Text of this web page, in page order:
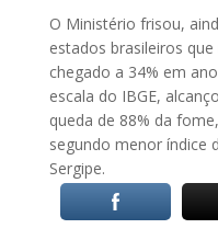
O Ministério frisou,
estados brasileiros
chegado a 34% em
escala do IBGE,
queda de 88% da
segundo menor índice
Sergipe.